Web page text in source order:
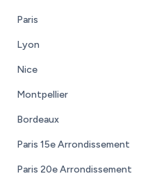
Paris
Lyon
Nice
Montpellier
Bordeaux
Paris 15e Arrondissement
Paris 20e Arrondissement